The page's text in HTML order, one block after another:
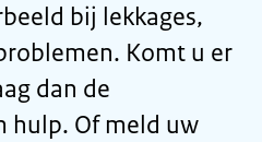
bij lekkages,
Komt u er
dan de
hulp. Of meld uw